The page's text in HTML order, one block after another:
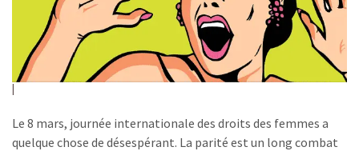
Le 8 mars, journée internationale des droits des femmes a
quelque chose de désespérant. La parité est un long combat